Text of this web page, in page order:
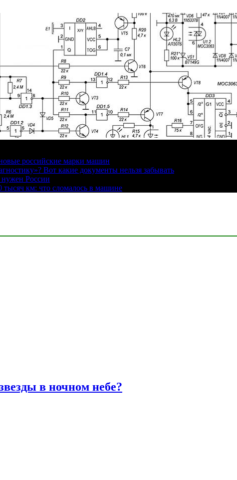
российские марки машин
Вот какие документы нельзя забывать
России
км: что сломалось в машине
в ночном небе?